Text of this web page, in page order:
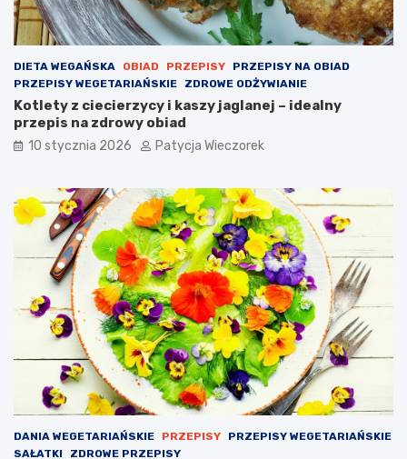
DIETA WEGAŃSKA OBIAD PRZEPISY
PRZEPISY NA OBIAD
PRZEPISY WEGETARIAŃSKIE
ZDROWE ODŻYWIANIE
Kotlety z ciecierzycy i kaszy jaglanej – idealny
przepis na zdrowy obiad
10 stycznia 2026 Patycja Wieczorek
DANIA WEGETARIAŃSKIE PRZEPISY
PRZEPISY WEGETARIAŃSKIE
SAŁATKI
ZDROWE PRZEPISY